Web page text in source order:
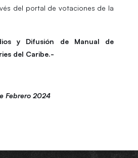
del portal de votaciones de la
y Difusión de Manual de
del Caribe.-
Febrero 2024